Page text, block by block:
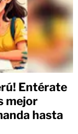
Entérate
mejor
hasta